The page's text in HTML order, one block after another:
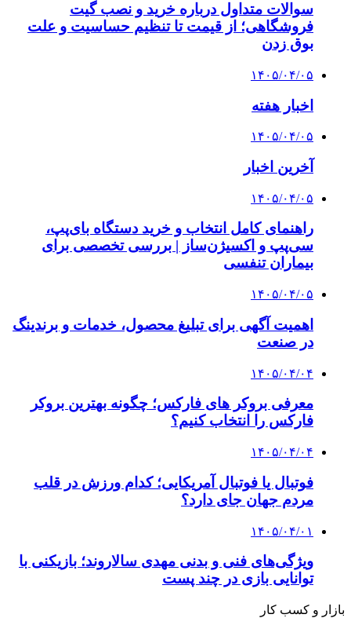
سوالات متداول درباره خرید و نصب گیت
فروشگاهی؛ از قیمت تا تنظیم حساسیت و علت
بوق زدن
۱۴۰۵/۰۴/۰۵
اخبار هفته
۱۴۰۵/۰۴/۰۵
آخرین اخبار
۱۴۰۵/۰۴/۰۵
راهنمای کامل انتخاب و خرید دستگاه بای‌پپ،
سی‌پپ و اکسیژن‌ساز | بررسی تخصصی برای
بیماران تنفسی
۱۴۰۵/۰۴/۰۵
اهمیت آگهی برای تبلیغ محصول، خدمات و برندینگ
در صنعت
۱۴۰۵/۰۴/۰۴
معرفی بروکر های فارکس؛ چگونه بهترین بروکر
فارکس را انتخاب کنیم؟
۱۴۰۵/۰۴/۰۴
فوتبال یا فوتبال آمریکایی؛ کدام ورزش در قلب
مردم جهان جای دارد؟
۱۴۰۵/۰۴/۰۱
ویژگی‌های فنی و بدنی مهدی سالاروند؛ بازیکنی با
توانایی بازی در چند پست
بازار و کسب کار